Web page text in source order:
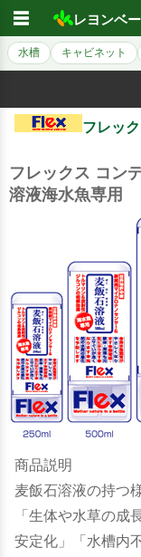
☰ レヨンベ
水槽 キャビネット
フレッ
フレックス コン
溶液海水魚専用
商品説明
麦飯石溶液の持つ
「生体や水草の成
安定化」「水槽内